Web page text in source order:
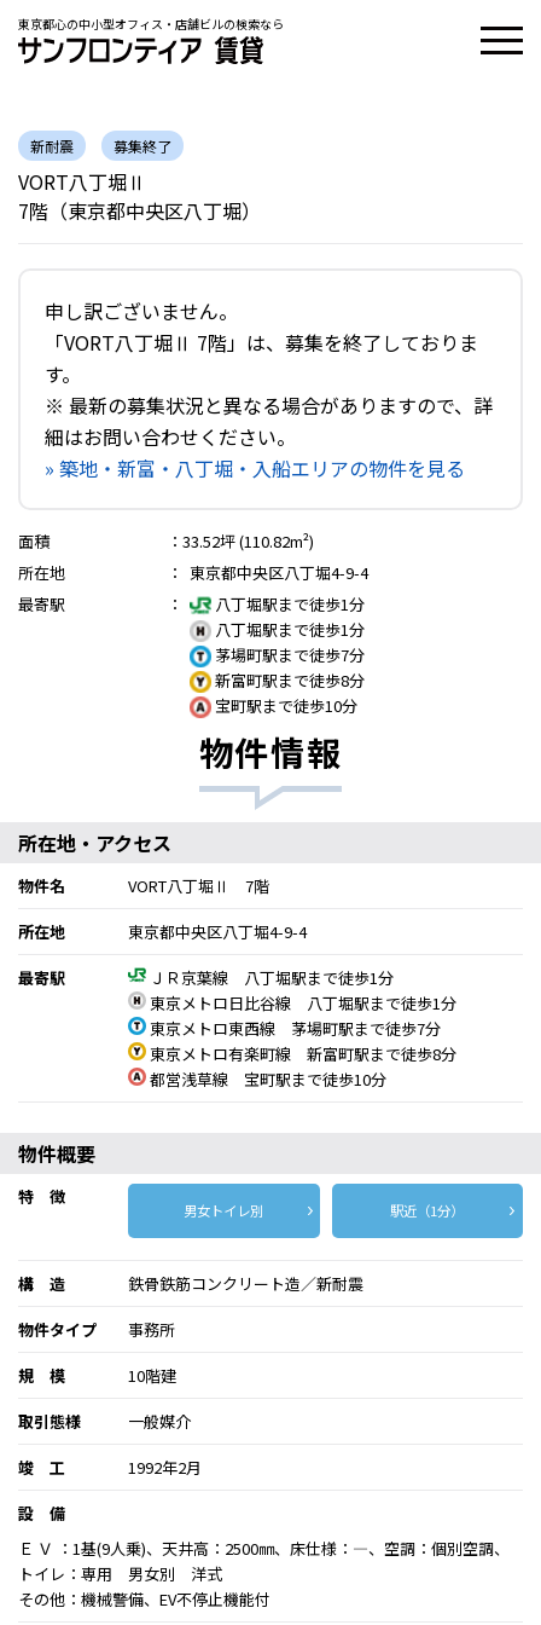
東京都心の中小型オフィス・店舗ビルの検索なら
新耐震 募集終了
VORT八丁堀Ⅱ
7階（東京都中央区八丁堀）
申し訳ございません。
「VORT八丁堀Ⅱ 7階」は、募集を終了しておりま
す。
※ 最新の募集状況と異なる場合がありますので、詳
細はお問い合わせください。
» 築地・新富・八丁堀・入船エリアの物件を見る
面積 ： 33.52坪 (110.82m²)
所在地
：
東京都中央区八丁堀4-9-4
最寄駅
：
八丁堀駅まで徒歩1分
八丁堀駅まで徒歩1分
茅場町駅まで徒歩7分
新富町駅まで徒歩8分
宝町駅まで徒歩10分
物件情報
所在地・アクセス
物件名
VORT八丁堀Ⅱ 7階
所在地
東京都中央区八丁堀4-9-4
最寄駅
ＪＲ京葉線 八丁堀駅まで徒歩1分
東京メトロ日比谷線 八丁堀駅まで徒歩1分
東京メトロ東西線 茅場町駅まで徒歩7分
東京メトロ有楽町線 新富町駅まで徒歩8分
都営浅草線 宝町駅まで徒歩10分
物件概要
特 徴
男女トイレ別 駅近（1分）
構 造
鉄骨鉄筋コンクリート造／新耐震
物件タイプ
事務所
規 模
10階建
取引態様
一般媒介
竣 工
1992年2月
設 備
Ｅ Ｖ ：1基(9人乗)、天井高：2500㎜、床仕様：―、空調：個別空調、
トイレ：専用 男女別 洋式
その他：機械警備、EV不停止機能付